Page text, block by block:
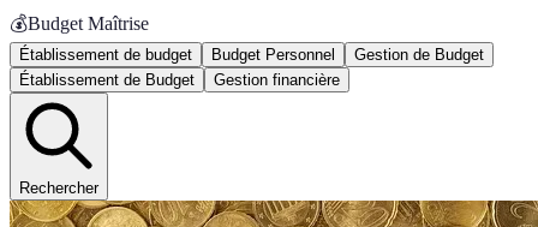
💰Budget Maîtrise
Établissement de budget Budget Personnel
Gestion de Budget
Établissement de Budget
Gestion financière
Rechercher